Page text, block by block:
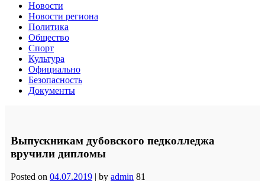
Новости
Новости региона
Политика
Общество
Спорт
Культура
Официально
Безопасность
Документы
Выпускникам дубовского педколледжа
вручили дипломы
Posted on 04.07.2019 | by admin 81